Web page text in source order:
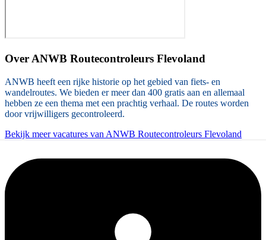
Over ANWB Routecontroleurs Flevoland
ANWB heeft een rijke historie op het gebied van fiets- en
wandelroutes. We bieden er meer dan 400 gratis aan en allemaal
hebben ze een thema met een prachtig verhaal. De routes worden
door vrijwilligers gecontroleerd.
Bekijk meer vacatures van ANWB Routecontroleurs Flevoland